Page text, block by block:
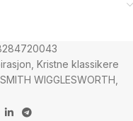
Kristne klassikere
SMITH WIGGLESWORTH